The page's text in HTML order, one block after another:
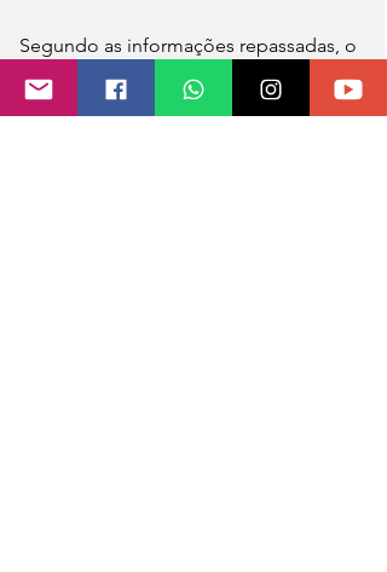
Segundo as informações repassadas, o
morador teria colocado fogo em
papéis na churrasqueira. Devido à